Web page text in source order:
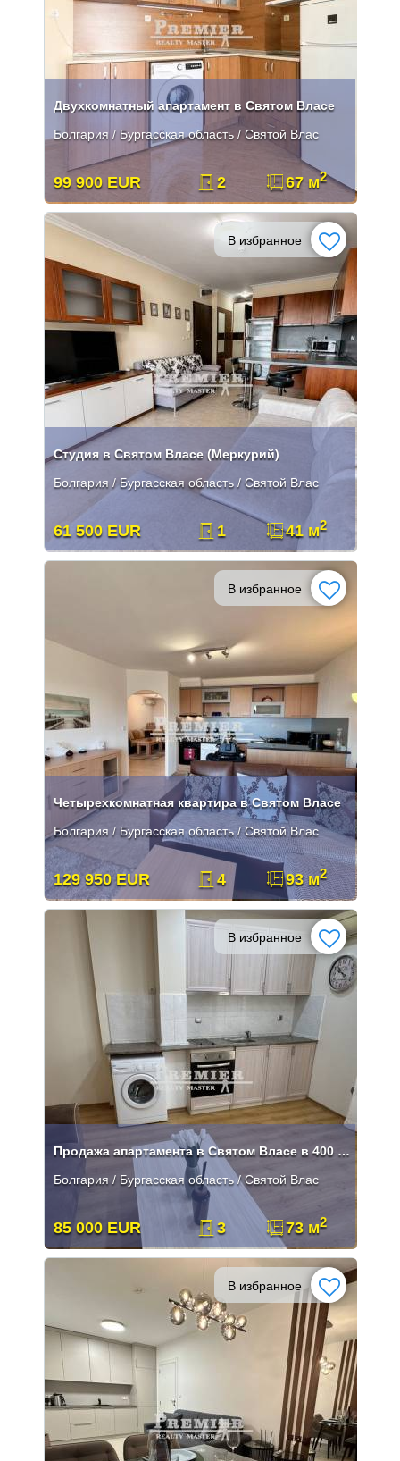
Двухкомнатный апартамент в Святом Власе
Болгария / Бургасская область / Святой Влас
99 900 EUR 2 67 м2
В избранное
Студия в Святом Власе (Меркурий)
Болгария / Бургасская область / Святой Влас
61 500 EUR 1 41 м2
В избранное
Четырехкомнатная квартира в Святом Власе
Болгария / Бургасская область / Святой Влас
129 950 EUR 4 93 м2
В избранное
Продажа апартамента в Святом Власе в 400 метрах от пляжа
Болгария / Бургасская область / Святой Влас
85 000 EUR 3 73 м2
В избранное